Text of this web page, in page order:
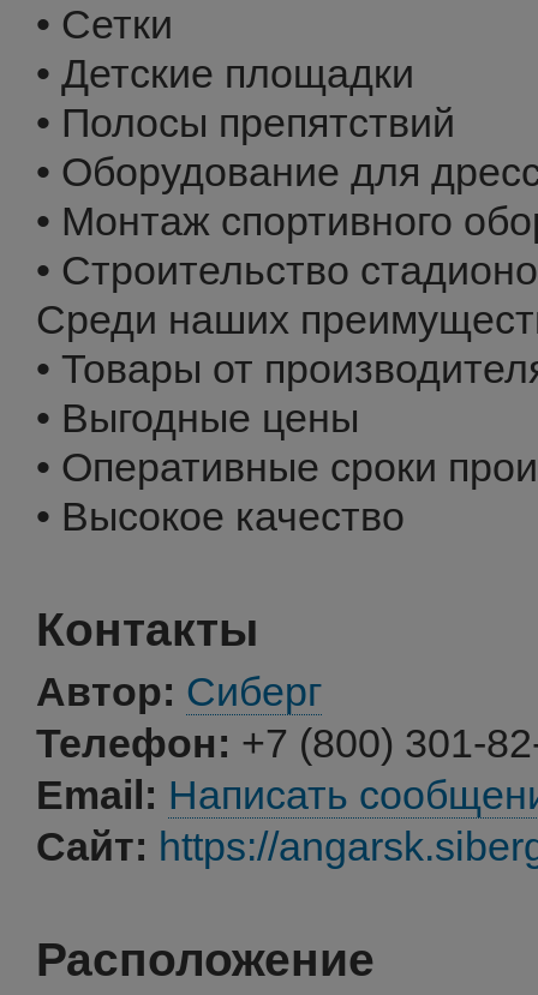
• Сетки
• Детские площадки
• Полосы препятствий
• Оборудование для
• Монтаж спортивного
• Строительство
Среди наших
• Товары от
• Выгодные цены
• Оперативные сроки
• Высокое качество
Контакты
Автор: Сиберг
Телефон: +7 (800) 301-
Email: Написать
Сайт: https://
Расположение